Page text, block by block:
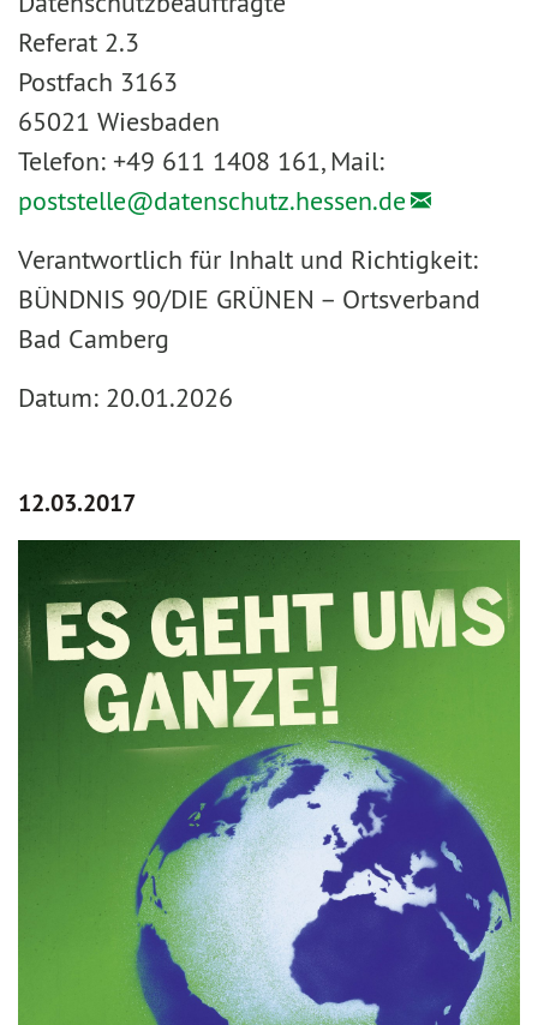
Referat 2.3
Postfach 3163
65021 Wiesbaden
Telefon: +49 611 1408 161, Mail:
poststelle@datenschutz.hessen.de
Verantwortlich für Inhalt und Richtigkeit:
BÜNDNIS 90/DIE GRÜNEN – Ortsverband
Bad Camberg
Datum: 20.01.2026
12.03.2017